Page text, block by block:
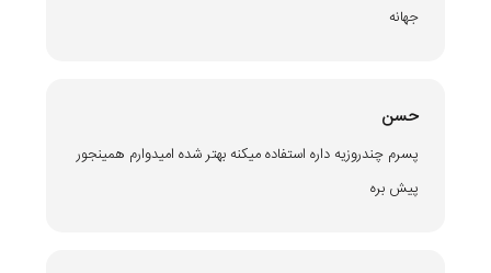
جهانه
حسن
پسرم چندروزیه داره استفاده میکنه بهتر شده امیدوارم همینجور
پیش بره